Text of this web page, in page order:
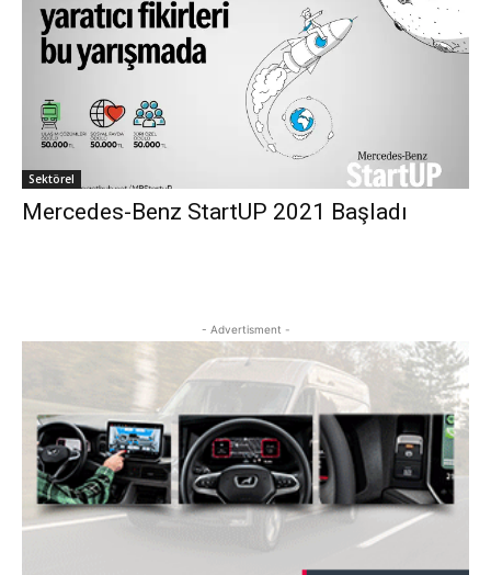
Sektörel
Mercedes-Benz StartUP 2021 Başladı
- Advertisment -